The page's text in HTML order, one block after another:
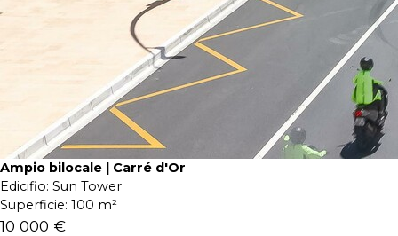
Ampio bilocale | Carré d'Or
Edicifio: Sun Tower
Superficie: 100 m²
10 000 €